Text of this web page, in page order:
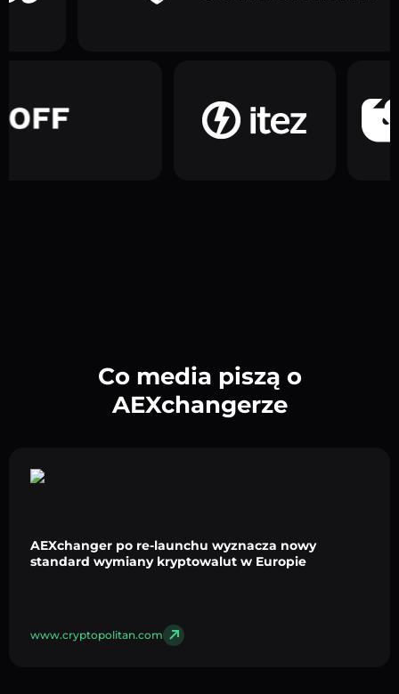
Co media piszą o
AEXchangerze
AEXchanger po re-launchu wyznacza nowy
standard wymiany kryptowalut w Europie
www.cryptopolitan.com